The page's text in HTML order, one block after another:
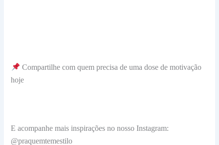
Compartilhe com quem precisa de uma dose de motivação
hoje
E acompanhe mais inspirações no nosso Instagram:
@praquemtemestilo